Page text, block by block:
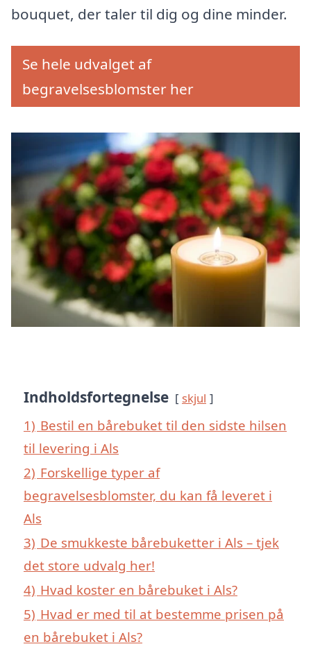
bouquet, der taler til dig og dine minder.
Se hele udvalget af
begravelsesblomster her
Indholdsfortegnelse skjul
1) Bestil en bårebuket til den sidste hilsen
til levering i Als
2) Forskellige typer af
begravelsesblomster, du kan få leveret i
Als
3) De smukkeste bårebuketter i Als – tjek
det store udvalg her!
4) Hvad koster en bårebuket i Als?
5) Hvad er med til at bestemme prisen på
en bårebuket i Als?